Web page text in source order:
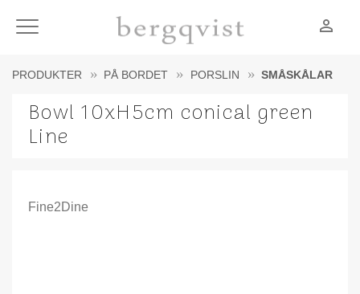
Meny person_outline
PRODUKTER PÅ BORDET PORSLIN SMÅSKÅLAR
Bowl 10xH5cm conical green
Line
Fine2Dine